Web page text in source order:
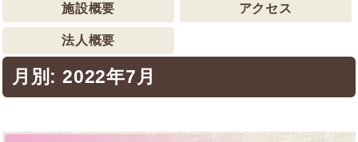
施設概要 アクセス
法人概要
月別: 2022年7月